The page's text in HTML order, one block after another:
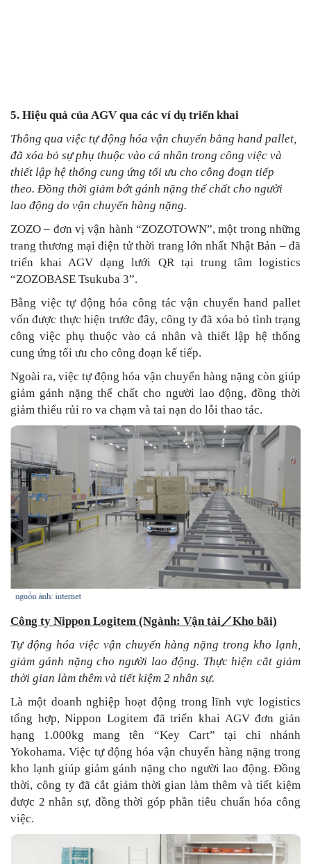
5. Hiệu quả của AGV qua các ví dụ triển khai
Thông qua việc tự động hóa vận chuyển bằng hand pallet,
đã xóa bỏ sự phụ thuộc vào cá nhân trong công việc và
thiết lập hệ thống cung ứng tối ưu cho công đoạn tiếp
theo. Đồng thời giảm bớt gánh nặng thể chất cho người
lao động do vận chuyển hàng nặng.
ZOZO – đơn vị vận hành “ZOZOTOWN”, một trong những
trang thương mại điện tử thời trang lớn nhất Nhật Bản – đã
triển khai AGV dạng lưới QR tại trung tâm logistics
“ZOZOBASE Tsukuba 3”.
Bằng việc tự động hóa công tác vận chuyển hand pallet
vốn được thực hiện trước đây, công ty đã xóa bỏ tình trạng
công việc phụ thuộc vào cá nhân và thiết lập hệ thống
cung ứng tối ưu cho công đoạn kế tiếp.
Ngoài ra, việc tự động hóa vận chuyển hàng nặng còn giúp
giảm gánh nặng thể chất cho người lao động, đồng thời
giảm thiểu rủi ro va chạm và tai nạn do lỗi thao tác.
Công ty Nippon Logitem (Ngành: Vận tải／Kho bãi)
Tự động hóa việc vận chuyển hàng nặng trong kho lạnh,
giảm gánh nặng cho người lao động. Thực hiện cắt giảm
thời gian làm thêm và tiết kiệm 2 nhân sự.
Là một doanh nghiệp hoạt động trong lĩnh vực logistics
tổng hợp, Nippon Logitem đã triển khai AGV đơn giản
hạng 1.000kg mang tên “Key Cart” tại chi nhánh
Yokohama. Việc tự động hóa vận chuyển hàng nặng trong
kho lạnh giúp giảm gánh nặng cho người lao động. Đồng
thời, công ty đã cắt giảm thời gian làm thêm và tiết kiệm
được 2 nhân sự, đồng thời góp phần tiêu chuẩn hóa công
việc.